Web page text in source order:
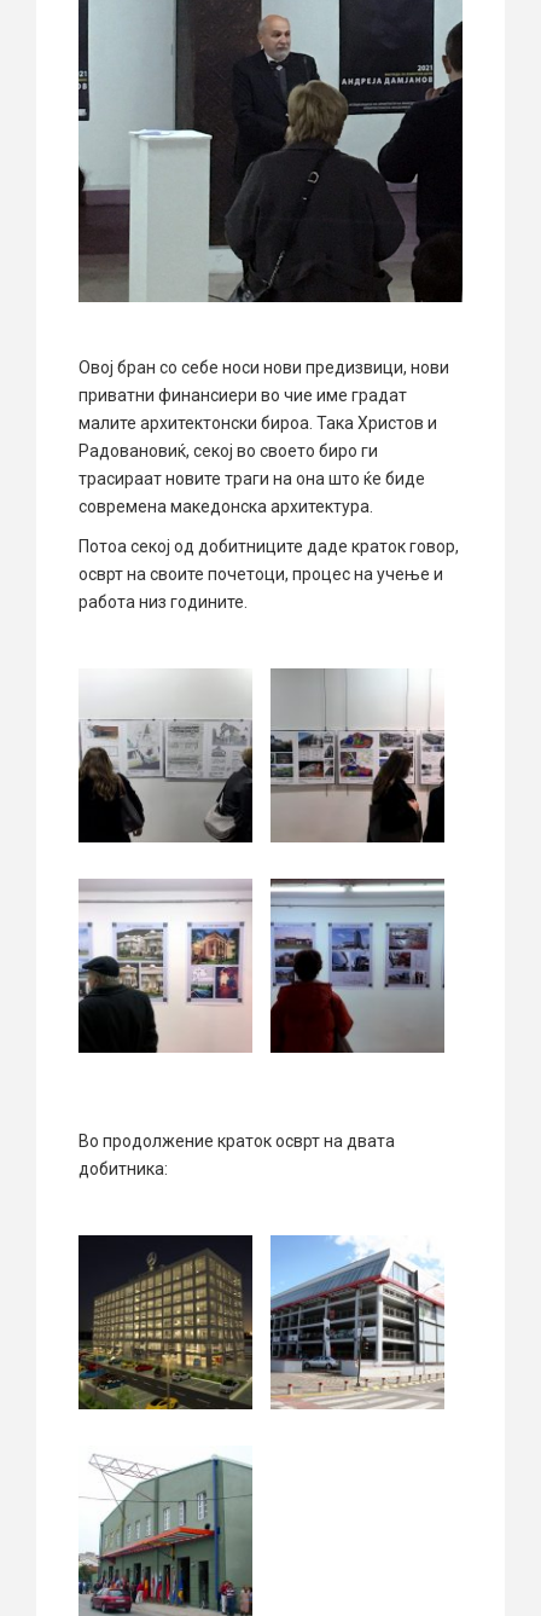
Овој бран со себе носи нови предизвици, нови
приватни финансиери во чие име градат
малите архитектонски бироа. Така Христов и
Радовановиќ, секој во своето биро ги
трасираат новите траги на она што ќе биде
современа македонска архитектура.
Потоа секој од добитниците даде краток говор,
осврт на своите почетоци, процес на учење и
работа низ годините.
Во продолжение краток осврт на двата
добитника: